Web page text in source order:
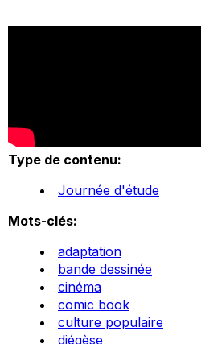
Type de contenu:
Journée d'étude
Mots-clés:
adaptation
bande dessinée
cinéma
comic book
culture populaire
diégèse